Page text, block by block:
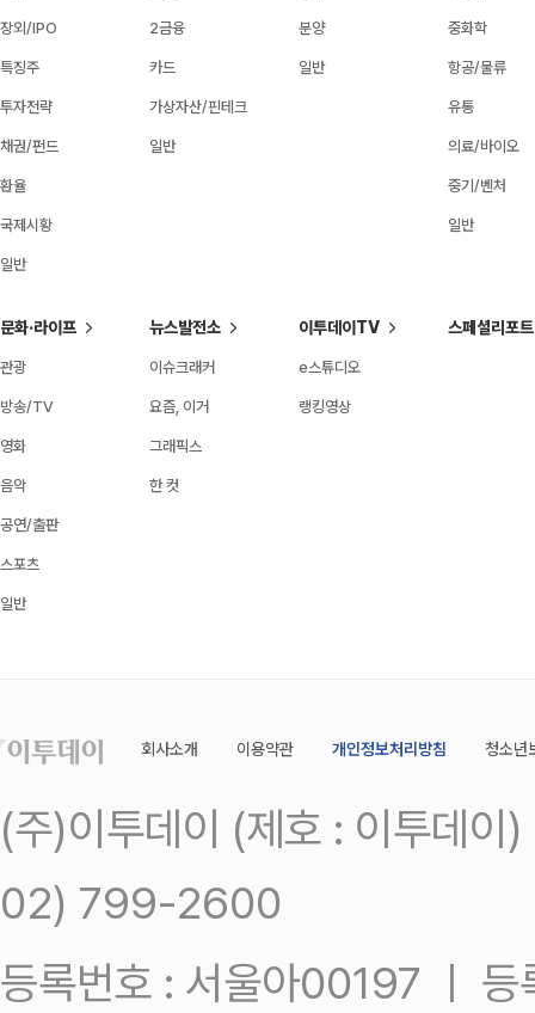
장외/IPO
특징주
투자전략
채권/펀드
환율
국제시황
일반
2금융
카드
가상자산/핀테크
일반
분양
일반
중화학
항공/물류
유통
의료/바이오
중기/벤처
일반
문화·라이프
관광
방송/TV
영화
음악
공연/출판
스포츠
일반
뉴스발전소
이슈크래커
요즘, 이거
그래픽스
한 컷
이투데이TV
e스튜디오
랭킹영상
스페셜리포트
회사소개 이용약관 개인정보처리방침 청소년
(주)이투데이 (제호 : 이투데
02) 799-2600
등록번호 : 서울아00197 ㅣ